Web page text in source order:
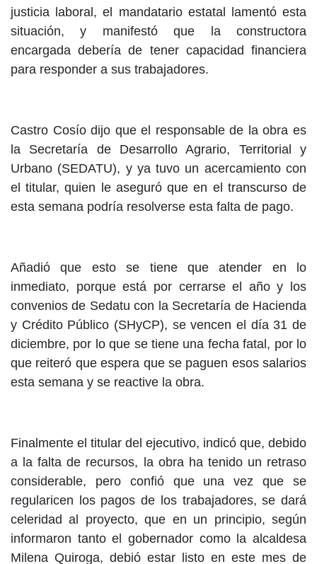
justicia laboral, el mandatario estatal lamentó esta
situación, y manifestó que la constructora
encargada debería de tener capacidad financiera
para responder a sus trabajadores.
Castro Cosío dijo que el responsable de la obra es
la Secretaría de Desarrollo Agrario, Territorial y
Urbano (SEDATU), y ya tuvo un acercamiento con
el titular, quien le aseguró que en el transcurso de
esta semana podría resolverse esta falta de pago.
Añadió que esto se tiene que atender en lo
inmediato, porque está por cerrarse el año y los
convenios de Sedatu con la Secretaría de Hacienda
y Crédito Público (SHyCP), se vencen el día 31 de
diciembre, por lo que se tiene una fecha fatal, por lo
que reiteró que espera que se paguen esos salarios
esta semana y se reactive la obra.
Finalmente el titular del ejecutivo, indicó que, debido
a la falta de recursos, la obra ha tenido un retraso
considerable, pero confió que una vez que se
regularicen los pagos de los trabajadores, se dará
celeridad al proyecto, que en un principio, según
informaron tanto el gobernador como la alcaldesa
Milena Quiroga, debió estar listo en este mes de